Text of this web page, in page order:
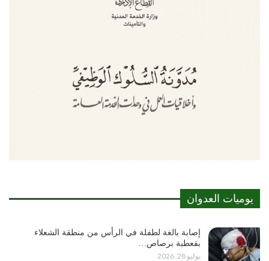
يوميات العدوان
إصابة بالغة لطفلة في الرأس من منطقة الشعلاء
بقعطبة برصاص…
يوليو 28, 2026